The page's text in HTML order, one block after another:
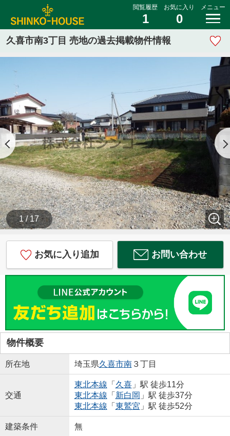
閲覧履歴
1
お気に入り
0
メニュー
久喜市南3丁目 売地の過去掲載物件情報
1 / 17
お気に入り追加 お問い合わせ
物件概要
所在地 埼玉県久喜市南３丁目
交通
東北本線 「 久喜」駅 徒歩11分
東北本線 「 新白岡 」駅 徒歩37分
東北本線 「 東鷲宮 」駅 徒歩52分
建築条件 無